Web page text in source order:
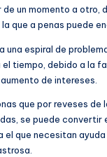
un momento a otro,
que a penas puede
una espiral de
el tiempo, debido a la
de intereses.
que por reveses de
se puede convertir
el que necesitan